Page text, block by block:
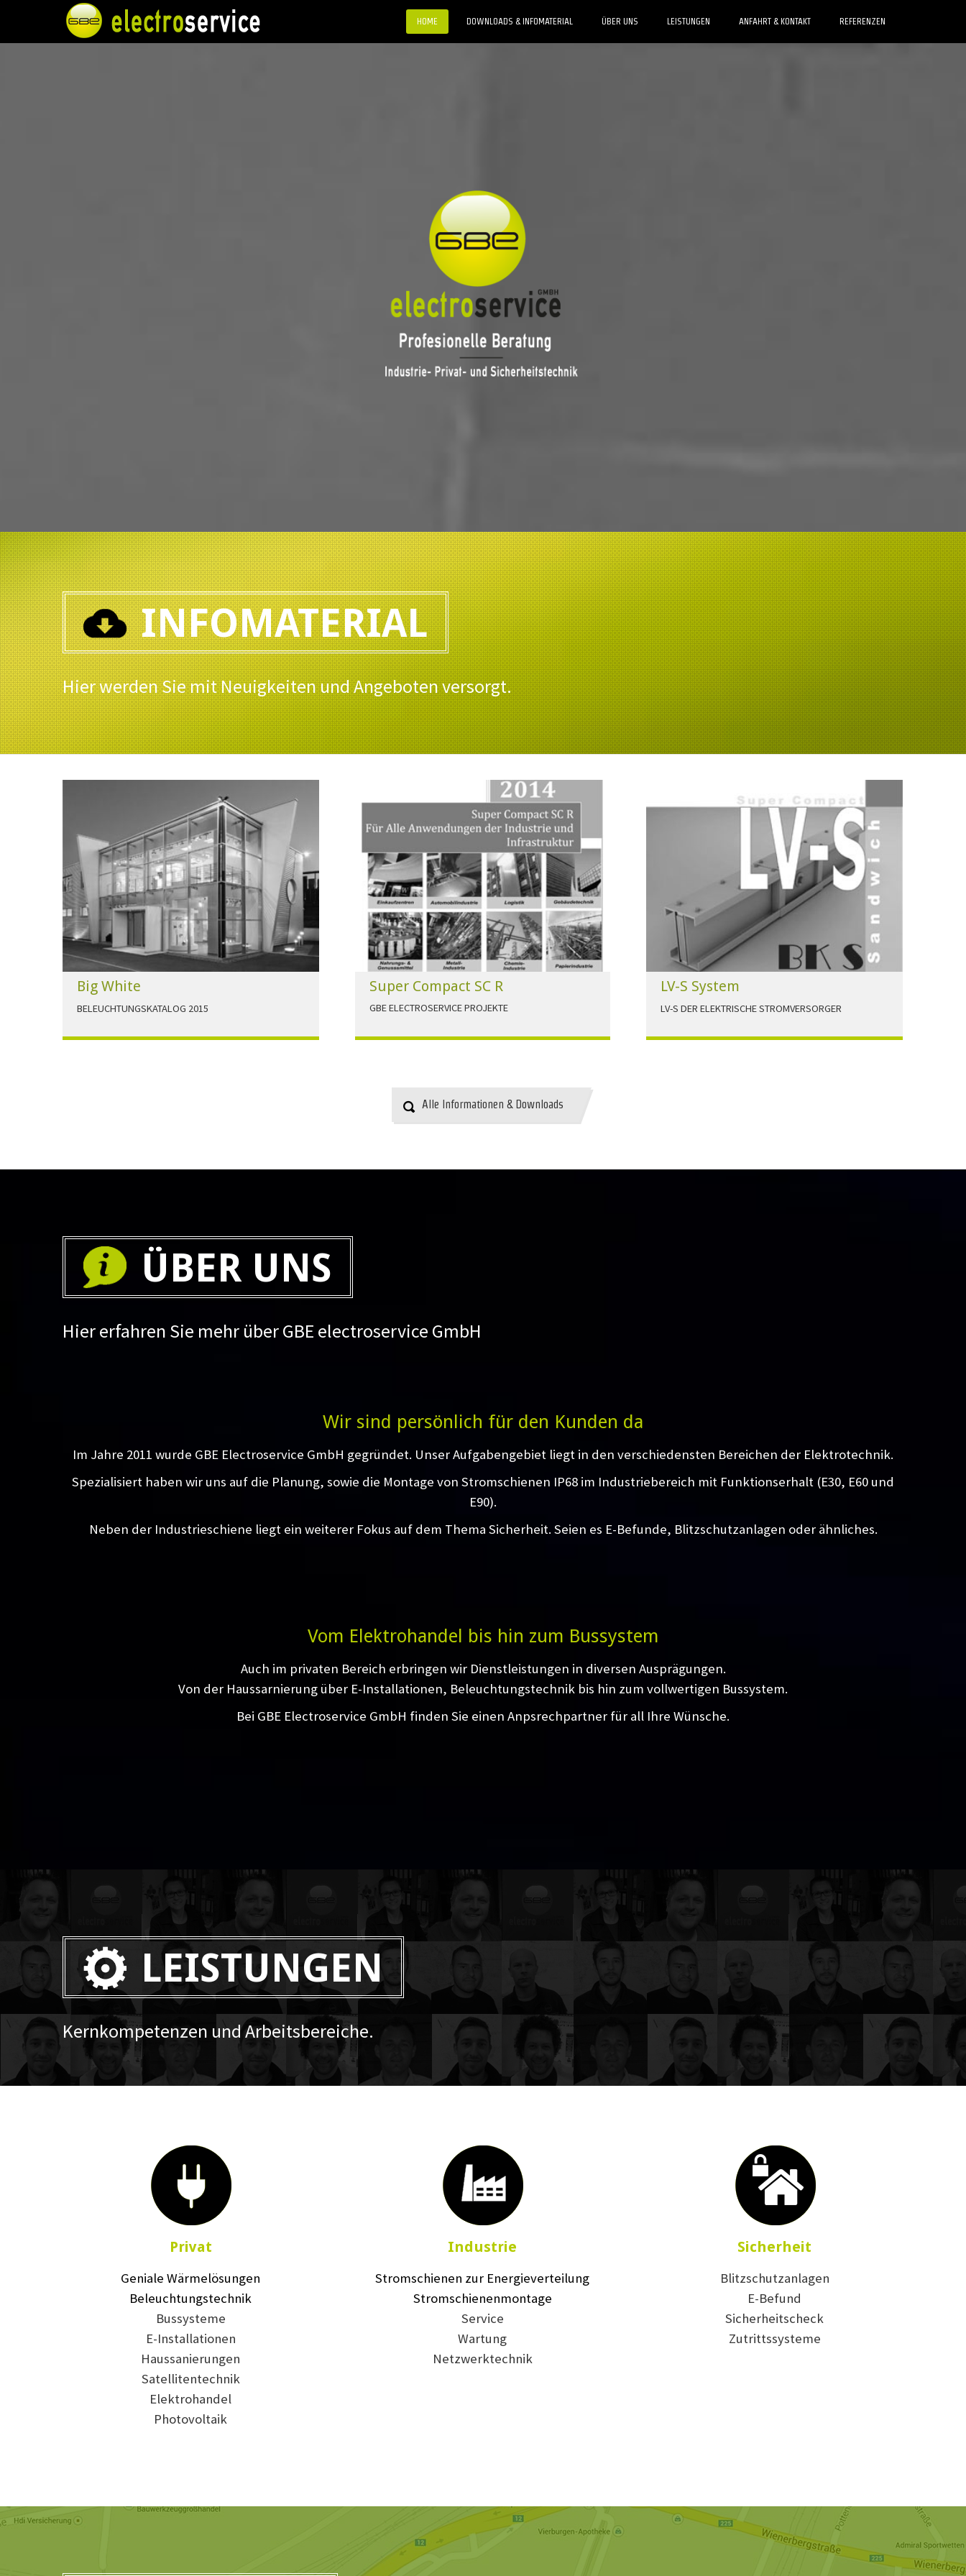
HOME DOWNLOADS & INFOMATERIAL ÜBER UNS LEISTUNGEN ANFAHRT & KONTAKT REFERENZEN
INFOMATERIAL
Hier werden Sie mit Neuigkeiten und Angeboten versorgt.
Big White
BELEUCHTUNGSKATALOG 2015
Super Compact SC R
GBE ELECTROSERVICE PROJEKTE
LV-S System
LV-S DER ELEKTRISCHE STROMVERSORGER
Alle Informationen & Downloads
ÜBER UNS
Hier erfahren Sie mehr über GBE electroservice GmbH
Wir sind persönlich für den Kunden da
Im Jahre 2011 wurde GBE Electroservice GmbH gegründet. Unser Aufgabengebiet liegt in den verschiedensten Bereichen der Elektrotechnik.
Spezialisiert haben wir uns auf die Planung, sowie die Montage von Stromschienen IP68 im Industriebereich mit Funktionserhalt (E30, E60 und
E90).
Neben der Industrieschiene liegt ein weiterer Fokus auf dem Thema Sicherheit. Seien es E-Befunde, Blitzschutzanlagen oder ähnliches.
Vom Elektrohandel bis hin zum Bussystem
Auch im privaten Bereich erbringen wir Dienstleistungen in diversen Ausprägungen.
Von der Haussarnierung über E-Installationen, Beleuchtungstechnik bis hin zum vollwertigen Bussystem.
Bei GBE Electroservice GmbH finden Sie einen Anpsrechpartner für all Ihre Wünsche.
LEISTUNGEN
Kernkompetenzen und Arbeitsbereiche.
Privat
Geniale Wärmelösungen
Beleuchtungstechnik
Bussysteme
E-Installationen
Haussanierungen
Satellitentechnik
Elektrohandel
Photovoltaik
Industrie
Stromschienen zur Energieverteilung
Stromschienenmontage
Service
Wartung
Netzwerktechnik
Sicherheit
Blitzschutzanlagen
E-Befund
Sicherheitscheck
Zutrittssysteme